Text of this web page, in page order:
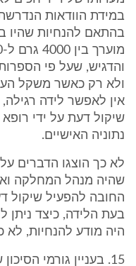
במידת הוודאות
בהתאם להנחיות שהיו
והדגיש, שעל פי
אין לאפשר לידה
שיקול דעת על ידי
נתוניה האישיים.
לא כך הוצגו הדברים על
שהיה מנהל המחלקה
החובה להפעיל שיקול
בעת הלידה, כיצד ניתן
היה מודע להנחיות, לא
15. בעניין גורמי